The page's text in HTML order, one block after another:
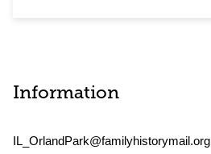
Information
IL_OrlandPark@familyhistorymail.org